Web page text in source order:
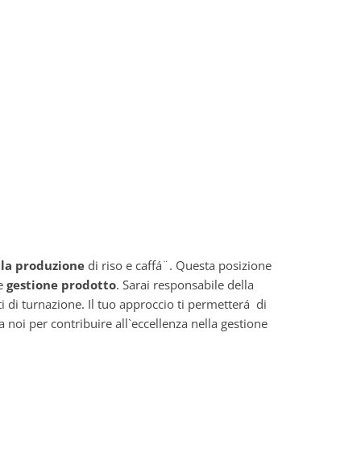
produzione di riso e caffá¨. Questa posizione
gestione prodotto. Sarai responsabile della
di turnazione. Il tuo approccio ti permetterá di
per contribuire all`eccellenza nella gestione